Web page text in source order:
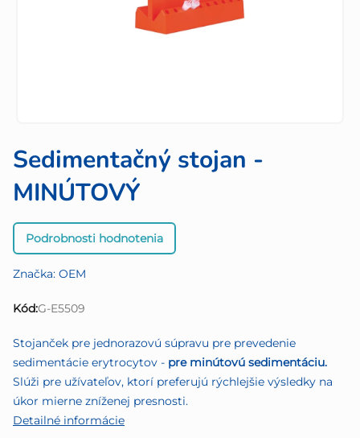
Sedimentačný stojan -
MINÚTOVÝ
Priemerné
hodnotenie
je
0,0
5
hviezdičiek.
Podrobnosti hodnotenia
Značka: OEM
Kód:G-E5509
Stojanček pre jednorazovú súpravu pre prevedenie
sedimentácie erytrocytov - pre minútovú sedimentáciu.
Slúži pre užívateľov, ktorí preferujú rýchlejšie výsledky na
úkor mierne zníženej presnosti.
Detailné informácie